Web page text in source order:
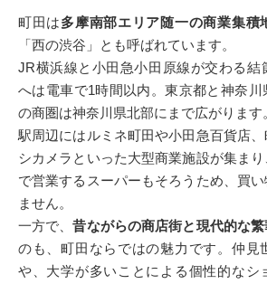
町田は多摩南部エリア随一の商業集積
「西の渋谷」とも呼ばれています。
JR横浜線と小田急小田原線が交わる結
へは電車で1時間以内。東京都と神奈川
の商圏は神奈川県北部にまで広がります
駅周辺にはルミネ町田や小田急百貨店
シカメラといった大型商業施設が集ま
で営業するスーパーもそろうため、買
ません。
一方で、昔ながらの商店街と現代的な
のも、町田ならではの魅力です。仲見
や、大学が多いことによる個性的なシ